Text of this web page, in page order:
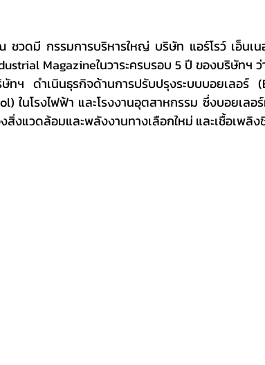
Magazineในวาระครบรอบ 5 ปี ของบริษัทฯ ว่
ทฯ ดำเนินธุรกิจด้านการปรับปรุงระบบบอยเลอร์
ในโรงไฟฟ้า และโรงงานอุตสาหกรรม ซึ่งบอยเลอ
สิ่งแวดล้อมและพลังงานทางเลือกใหม่ และเชื้อเพลิ